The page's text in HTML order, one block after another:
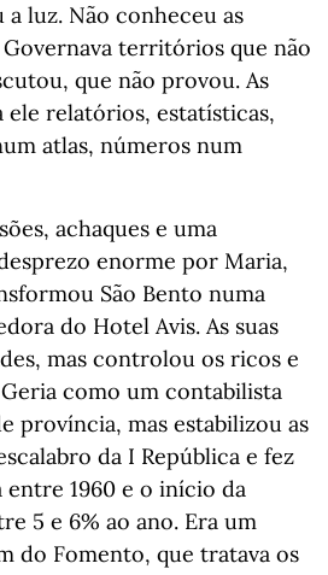
luz. Não conheceu as
Governava territórios que não
que não provou. As
ele relatórios, estatísticas,
atlas, números num
achaques e uma
enorme por Maria,
São Bento numa
do Hotel Avis. As suas
mas controlou os ricos e
como um contabilista
província, mas estabilizou as
da I República e fez
1960 e o início da
5 e 6% ao ano. Era um
do Fomento, que tratava os